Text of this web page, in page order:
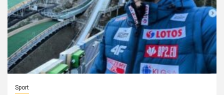
Sport